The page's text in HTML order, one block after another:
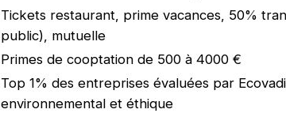
Tickets restaurant, prime vacances, 50%
public), mutuelle
Primes de cooptation de 500 à 4000 €
Top 1% des entreprises évaluées par
environnemental et éthique